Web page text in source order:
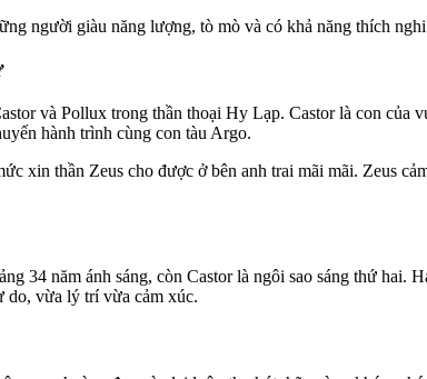
người giàu năng lượng, tò mò và có khả năng thích
và Pollux trong thần thoại Hy Lạp. Castor là con của
hành trình cùng con tàu Argo.
xin thần Zeus cho được ở bên anh trai mãi mãi. Zeus
34 năm ánh sáng, còn Castor là ngôi sao sáng thứ
do, vừa lý trí vừa cảm xúc.